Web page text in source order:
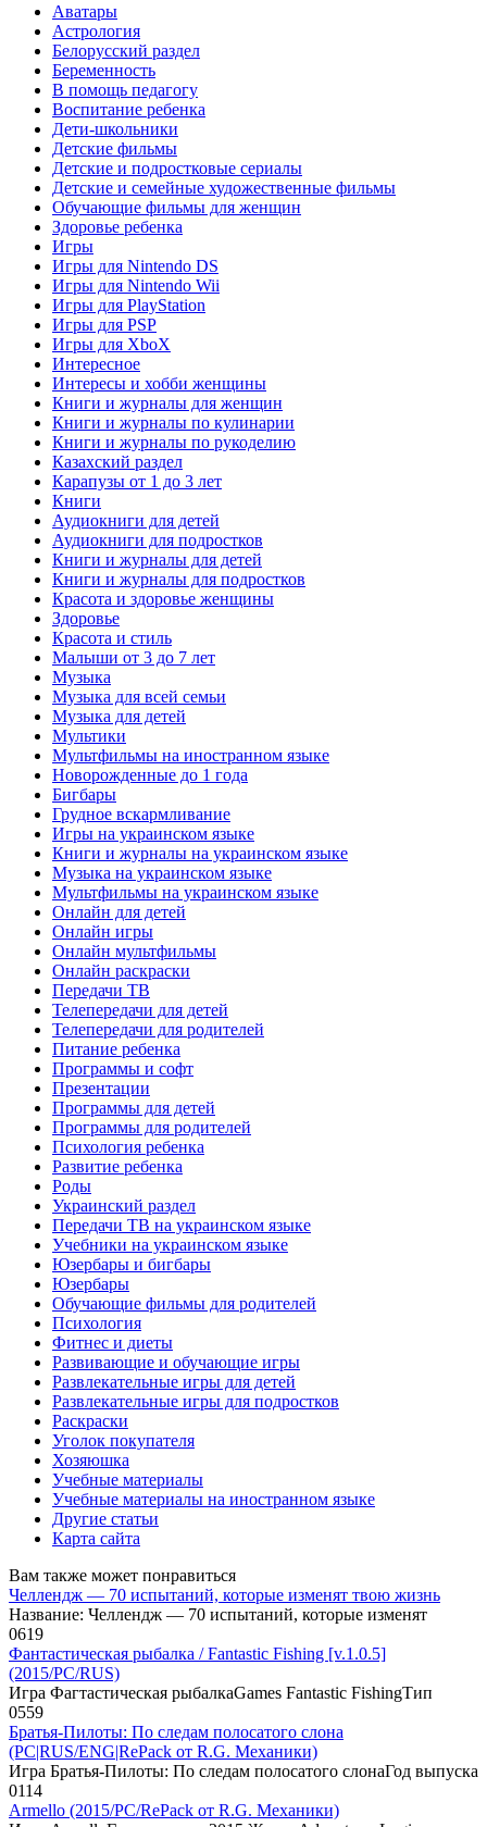
Аватары
Астрология
Белорусский раздел
Беременность
В помощь педагогу
Воспитание ребенка
Дети-школьники
Детские фильмы
Детские и подростковые сериалы
Детские и семейные художественные фильмы
Обучающие фильмы для женщин
Здоровье ребенка
Игры
Игры для Nintendo DS
Игры для Nintendo Wii
Игры для PlayStation
Игры для PSP
Игры для XboX
Интересное
Интересы и хобби женщины
Книги и журналы для женщин
Книги и журналы по кулинарии
Книги и журналы по рукоделию
Казахский раздел
Карапузы от 1 до 3 лет
Книги
Аудиокниги для детей
Аудиокниги для подростков
Книги и журналы для детей
Книги и журналы для подростков
Красота и здоровье женщины
Здоровье
Красота и стиль
Малыши от 3 до 7 лет
Музыка
Музыка для всей семьи
Музыка для детей
Мультики
Мультфильмы на иностранном языке
Новорожденные до 1 года
Бигбары
Грудное вскармливание
Игры на украинском языке
Книги и журналы на украинском языке
Музыка на украинском языке
Мультфильмы на украинском языке
Онлайн для детей
Онлайн игры
Онлайн мультфильмы
Онлайн раскраски
Передачи ТВ
Телепередачи для детей
Телепередачи для родителей
Питание ребенка
Программы и софт
Презентации
Программы для детей
Программы для родителей
Психология ребенка
Развитие ребенка
Роды
Украинский раздел
Передачи ТВ на украинском языке
Учебники на украинском языке
Юзербары и бигбары
Юзербары
Обучающие фильмы для родителей
Психология
Фитнес и диеты
Развивающие и обучающие игры
Развлекательные игры для детей
Развлекательные игры для подростков
Раскраски
Уголок покупателя
Хозяюшка
Учебные материалы
Учебные материалы на иностранном языке
Другие статьи
Карта сайта
Вам также может понравиться
Челлендж — 70 испытаний, которые изменят твою жизнь
Название: Челлендж — 70 испытаний, которые изменят
0619
Фантастическая рыбалка / Fantastic Fishing [v.1.0.5]
(2015/PC/RUS)
Игра Фагтастическая рыбалкаGames Fantastic FishingТип
0559
Братья-Пилоты: По следам полосатого слона
(PC|RUS/ENG|RePack от R.G. Механики)
Игра Братья-Пилоты: По следам полосатого слонаГод выпуска
0114
Armello (2015/PC/RePack от R.G. Механики)